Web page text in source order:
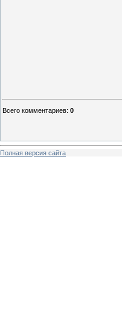
Всего комментариев: 0
Полная версия сайта